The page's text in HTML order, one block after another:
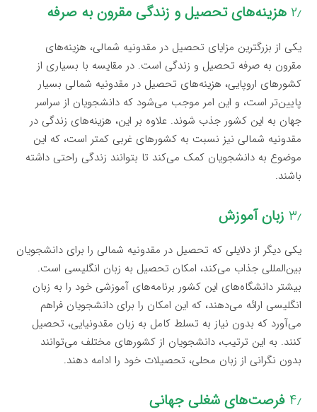
۲٫ هزینه‌های تحصیل و زندگی مقرون به صرفه
یکی از بزرگترین مزایای تحصیل در مقدونیه شمالی، هزینه‌های
مقرون به صرفه تحصیل و زندگی است. در مقایسه با بسیاری از
کشورهای اروپایی، هزینه‌های تحصیل در مقدونیه شمالی بسیار
پایین‌تر است، و این امر موجب می‌شود که دانشجویان از سراسر
جهان به این کشور جذب شوند. علاوه بر این، هزینه‌های زندگی در
مقدونیه شمالی نیز نسبت به کشورهای غربی کمتر است، که این
موضوع به دانشجویان کمک می‌کند تا بتوانند زندگی راحتی داشته
باشند.
۳٫ زبان آموزش
یکی دیگر از دلایلی که تحصیل در مقدونیه شمالی را برای دانشجویان
بین‌المللی جذاب می‌کند، امکان تحصیل به زبان انگلیسی است.
بیشتر دانشگاه‌های این کشور برنامه‌های آموزشی خود را به زبان
انگلیسی ارائه می‌دهند، که این امکان را برای دانشجویان فراهم
می‌آورد که بدون نیاز به تسلط کامل به زبان مقدونیایی، تحصیل
کنند. به این ترتیب، دانشجویان از کشورهای مختلف می‌توانند
بدون نگرانی از زبان محلی، تحصیلات خود را ادامه دهند.
۴٫ فرصت‌های شغلی جهانی